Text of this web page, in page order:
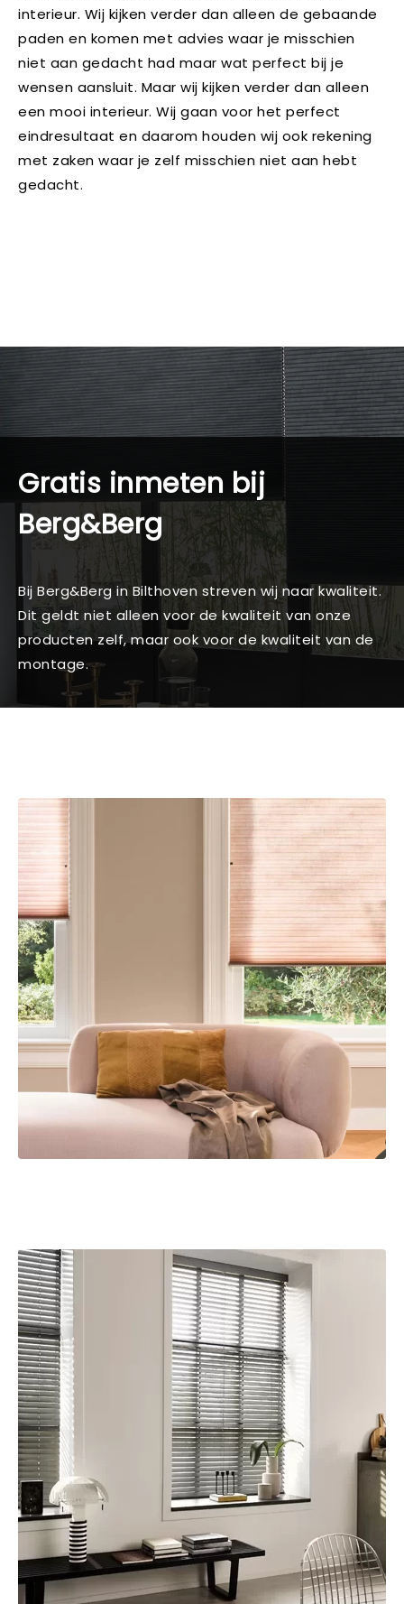
interieur. Wij kijken verder dan alleen de gebaande
paden en komen met advies waar je misschien
niet aan gedacht had maar wat perfect bij je
wensen aansluit. Maar wij kijken verder dan alleen
een mooi interieur. Wij gaan voor het perfect
eindresultaat en daarom houden wij ook rekening
met zaken waar je zelf misschien niet aan hebt
gedacht.
Gratis inmeten bij
Berg&Berg
Bij Berg&Berg in Bilthoven streven wij naar kwaliteit.
Dit geldt niet alleen voor de kwaliteit van onze
producten zelf, maar ook voor de kwaliteit van de
montage.